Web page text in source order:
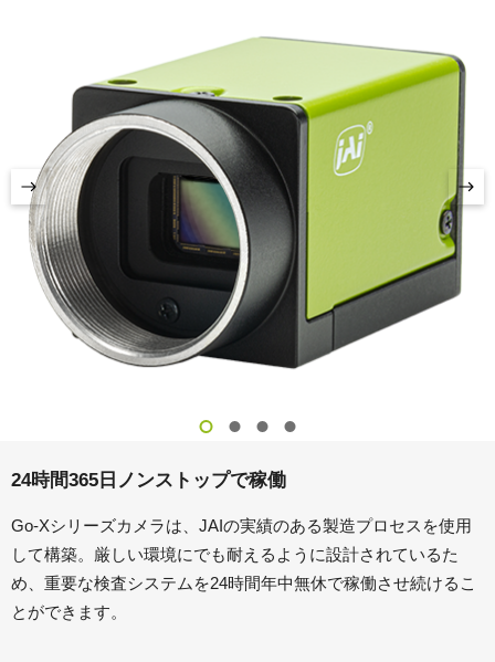
24時間365日ノンストップで稼働
Go-Xシリーズカメラは、JAIの実績のある製造プロセスを使用
して構築。厳しい環境にでも耐えるように設計されているた
め、重要な検査システムを24時間年中無休で稼働させ続けるこ
とができます。